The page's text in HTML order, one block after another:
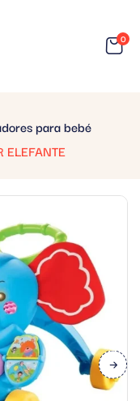
0
para bebé
ELEFANTE